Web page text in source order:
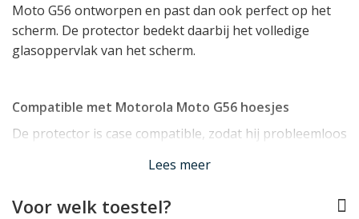
Moto G56 ontworpen en past dan ook perfect op het
scherm. De protector bedekt daarbij het volledige
glasoppervlak van het scherm.
Compatible met Motorola Moto G56 hoesjes
De protector is case compatible, zodat hij probleemloos
Lees meer
Voor welk toestel?